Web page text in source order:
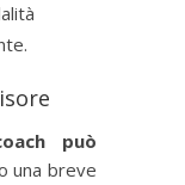
può
una breve